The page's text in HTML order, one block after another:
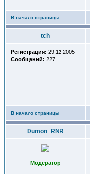
В начало страницы
tch
Регистрация: 29.12.2005
Сообщений: 227
В начало страницы
Dumon_RNR
Модератор